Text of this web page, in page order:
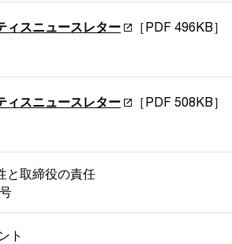
ィスニュースレター
［PDF 496KB］
ィスニュースレター
［PDF 508KB］
と取締役の責任
ト